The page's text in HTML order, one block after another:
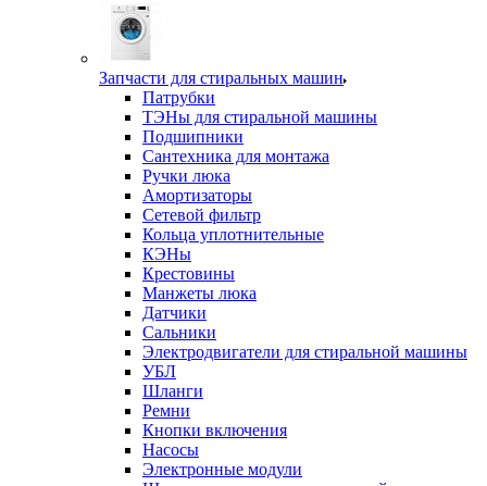
Запчасти для стиральных машин
Патрубки
ТЭНы для стиральной машины
Подшипники
Сантехника для монтажа
Ручки люка
Амортизаторы
Сетевой фильтр
Кольца уплотнительные
КЭНы
Крестовины
Манжеты люка
Датчики
Сальники
Электродвигатели для стиральной машины
УБЛ
Шланги
Ремни
Кнопки включения
Насосы
Электронные модули